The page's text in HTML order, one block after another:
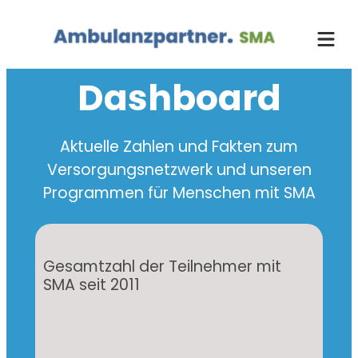
springen
Dashboard
Aktuelle Zahlen und Fakten zum
Versorgungsnetzwerk und unseren
Programmen für Menschen mit SMA
Gesamtzahl der Teilnehmer mit
SMA seit 2011